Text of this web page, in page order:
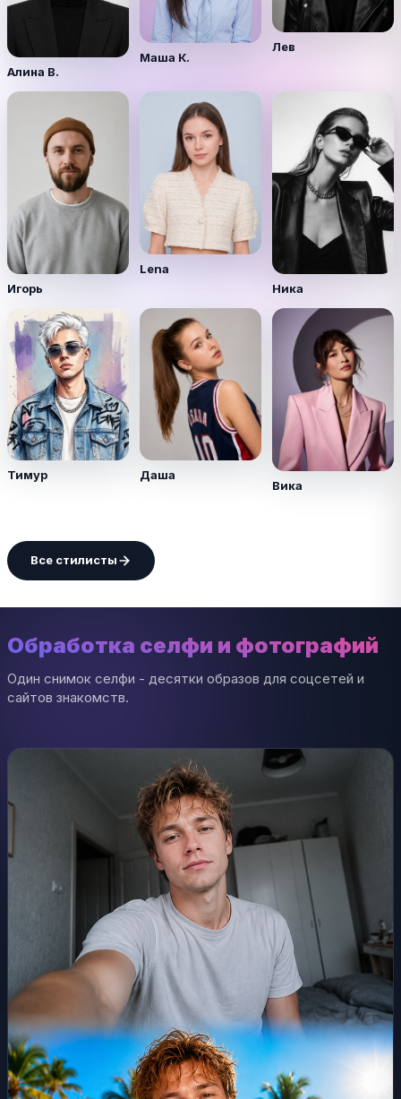
Алина В.
Маша К.
Лев
Игорь
Lena
Ника
Тимур Даша
Вика
Все стилисты
Обработка селфи и фотографий
Один снимок селфи - десятки образов для соцсетей и
сайтов знакомств.